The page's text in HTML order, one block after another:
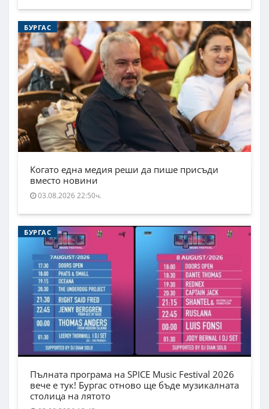
БУРГАС
Когато една медия реши да пише присъди
вместо новини
03.08.2026 22:50ч.
БУРГАС
Пълната програма на SPICE Music Festival 2026
вече е тук! Бургас отново ще бъде музикалната
столица на лятото